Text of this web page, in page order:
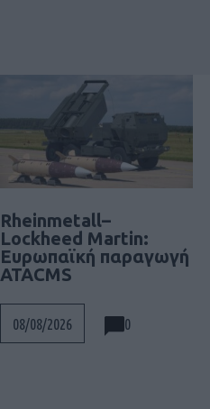
Rheinmetall–
Lockheed Martin:
Ευρωπαϊκή παραγωγή
ATACMS
08/08/2026 0